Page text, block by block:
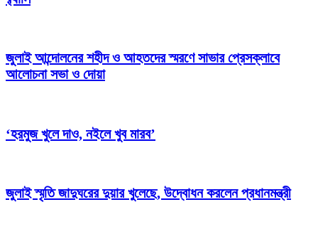
জুলাই আন্দোলনের শহীদ ও আহতদের স্মরণে সাভার প্রেসক্লাবে
আলোচনা সভা ও দোয়া
‘হরমুজ খুলে দাও, নইলে খুব মারব’
জুলাই স্মৃতি জাদুঘরের দুয়ার খুলেছে, উদ্বোধন করলেন প্রধানমন্ত্রী